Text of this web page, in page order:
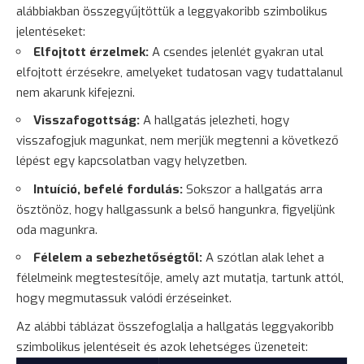
alábbiakban összegyűjtöttük a leggyakoribb szimbolikus
jelentéseket:
Elfojtott érzelmek: A csendes jelenlét gyakran utal
elfojtott érzésekre, amelyeket tudatosan vagy tudattalanul
nem akarunk kifejezni.
Visszafogottság: A hallgatás jelezheti, hogy
visszafogjuk magunkat, nem merjük megtenni a következő
lépést egy kapcsolatban vagy helyzetben.
Intuíció, befelé fordulás: Sokszor a hallgatás arra
ösztönöz, hogy hallgassunk a belső hangunkra, figyeljünk
oda magunkra.
Félelem a sebezhetőségtől: A szótlan alak lehet a
félelmeink megtestesítője, amely azt mutatja, tartunk attól,
hogy megmutassuk valódi érzéseinket.
Az alábbi táblázat összefoglalja a hallgatás leggyakoribb
szimbolikus jelentéseit és azok lehetséges üzeneteit: